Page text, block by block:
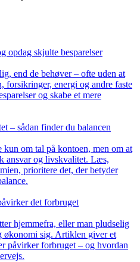
opdag skjulte besparelser
end de behøver – ofte uden at
forsikringer, energi og andre faste
og skabe et mere
– sådan finder du balancen
om tal på kontoen, men om at
ansvar og livskvalitet. Læs,
prioritere det, der betyder
det forbruget
hjemmefra, eller man pludselig
økonomi sig. Artiklen giver et
påvirker forbruget – og hvordan